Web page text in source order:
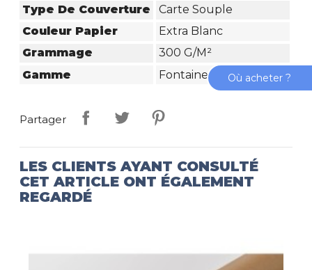
Type De Couverture
Carte Souple
Couleur Papier
Extra Blanc
Grammage
300 G/m²
Gamme
Fontaine Extra Blanc
Partager
LES CLIENTS AYANT CONSULTÉ
CET ARTICLE ONT ÉGALEMENT
REGARDÉ
Où acheter ?